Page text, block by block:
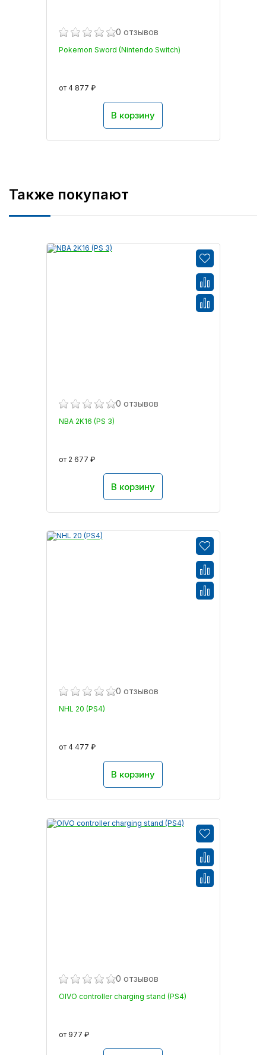
0 отзывов
Pokemon Sword (Nintendo Switch)
от 4 877 ₽
В корзину
Также покупают
0 отзывов
NBA 2K16 (PS 3)
от 2 677 ₽
В корзину
0 отзывов
NHL 20 (PS4)
от 4 477 ₽
В корзину
0 отзывов
OIVO controller charging stand (PS4)
от 977 ₽